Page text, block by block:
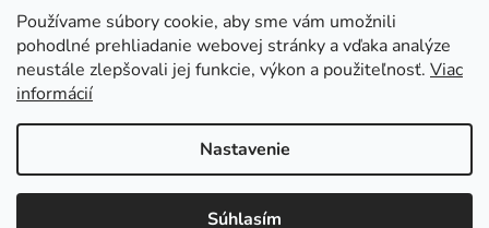
Používame súbory cookie, aby sme vám umožnili
pohodlné prehliadanie webovej stránky a vďaka analýze
neustále zlepšovali jej funkcie, výkon a použiteľnosť. Viac
informácií
Nastavenie
Súhlasím
Sledovať na Instagrame